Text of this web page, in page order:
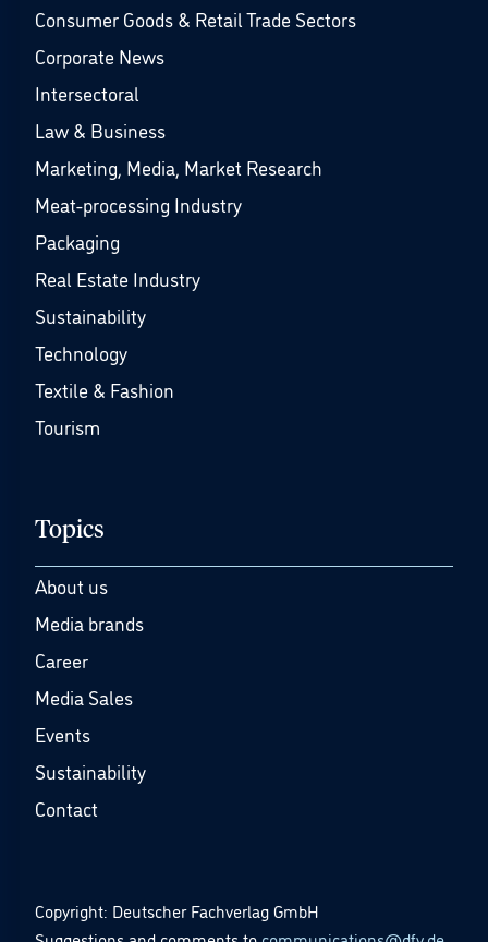
Consumer Goods & Retail Trade Sectors
Corporate News
Intersectoral
Law & Business
Marketing, Media, Market Research
Meat-processing Industry
Packaging
Real Estate Industry
Sustainability
Technology
Textile & Fashion
Tourism
Topics
About us
Media brands
Career
Media Sales
Events
Sustainability
Contact
Copyright: Deutscher Fachverlag GmbH